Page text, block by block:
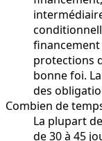
financement
protections
bonne foi.
des
Combien de
La plupart
de 30 à 45